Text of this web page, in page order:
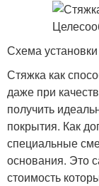
Схема
Стяжка как
даже при
получить
покрытия. Как
специальные
основания. Это
стоимость